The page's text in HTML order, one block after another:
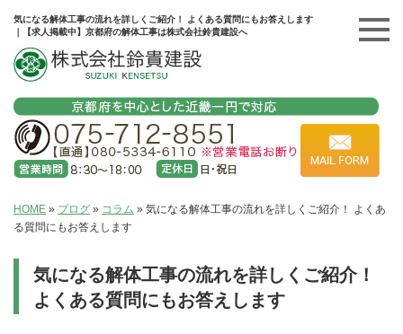
気になる解体工事の流れを詳しくご紹介！ よくある質問にもお答えします
｜【求人掲載中】京都府の解体工事は株式会社鈴貴建設へ
HOME » ブログ » コラム » 気になる解体工事の流れを詳しくご紹介！ よくあ
る質問にもお答えします
気になる解体工事の流れを詳しくご紹介！
よくある質問にもお答えします